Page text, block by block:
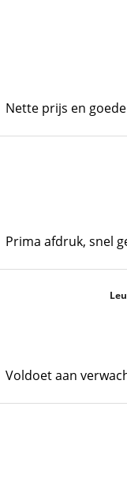
Nette prijs en goede
Prima afdruk, snel
Voldoet aan